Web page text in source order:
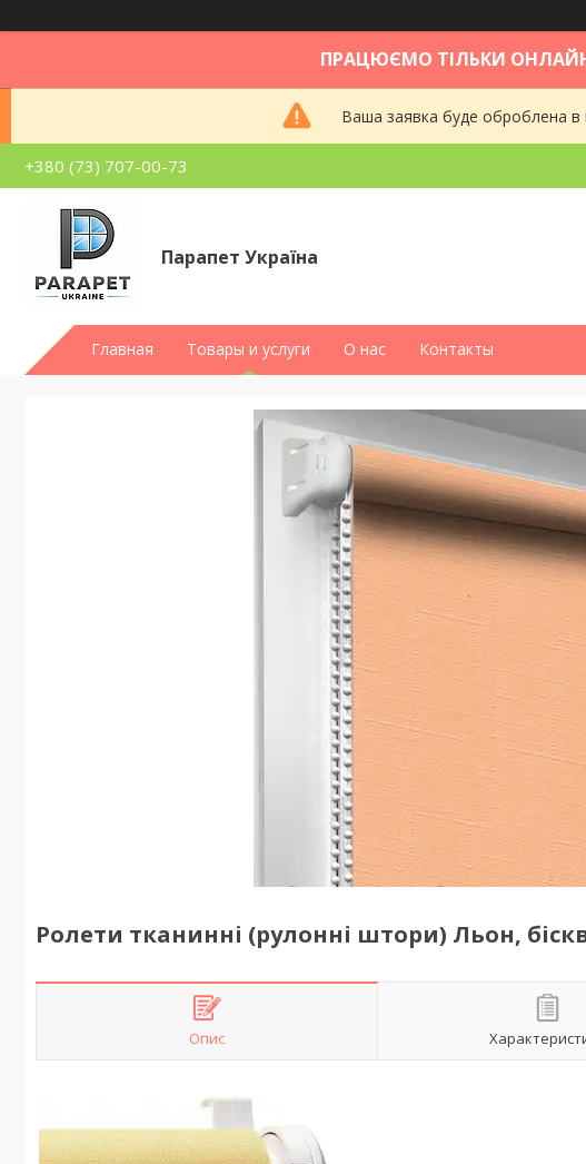
ПРАЦЮЄМО ТІЛЬКИ
Ваша заявка буде оброблена в
+380 (73) 707-00-73
Парапет Україна
Главная Товары и услуги О нас Контакты
Ролети тканинні (рулонні штори) Льон,
Опис